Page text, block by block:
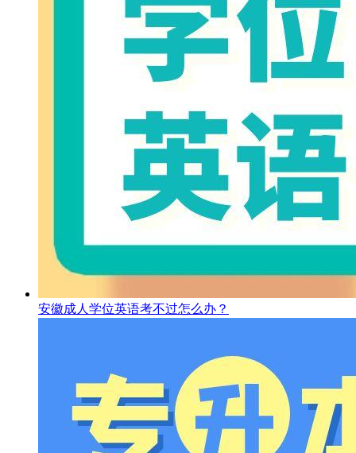
安徽成人学位英语考不过怎么办？